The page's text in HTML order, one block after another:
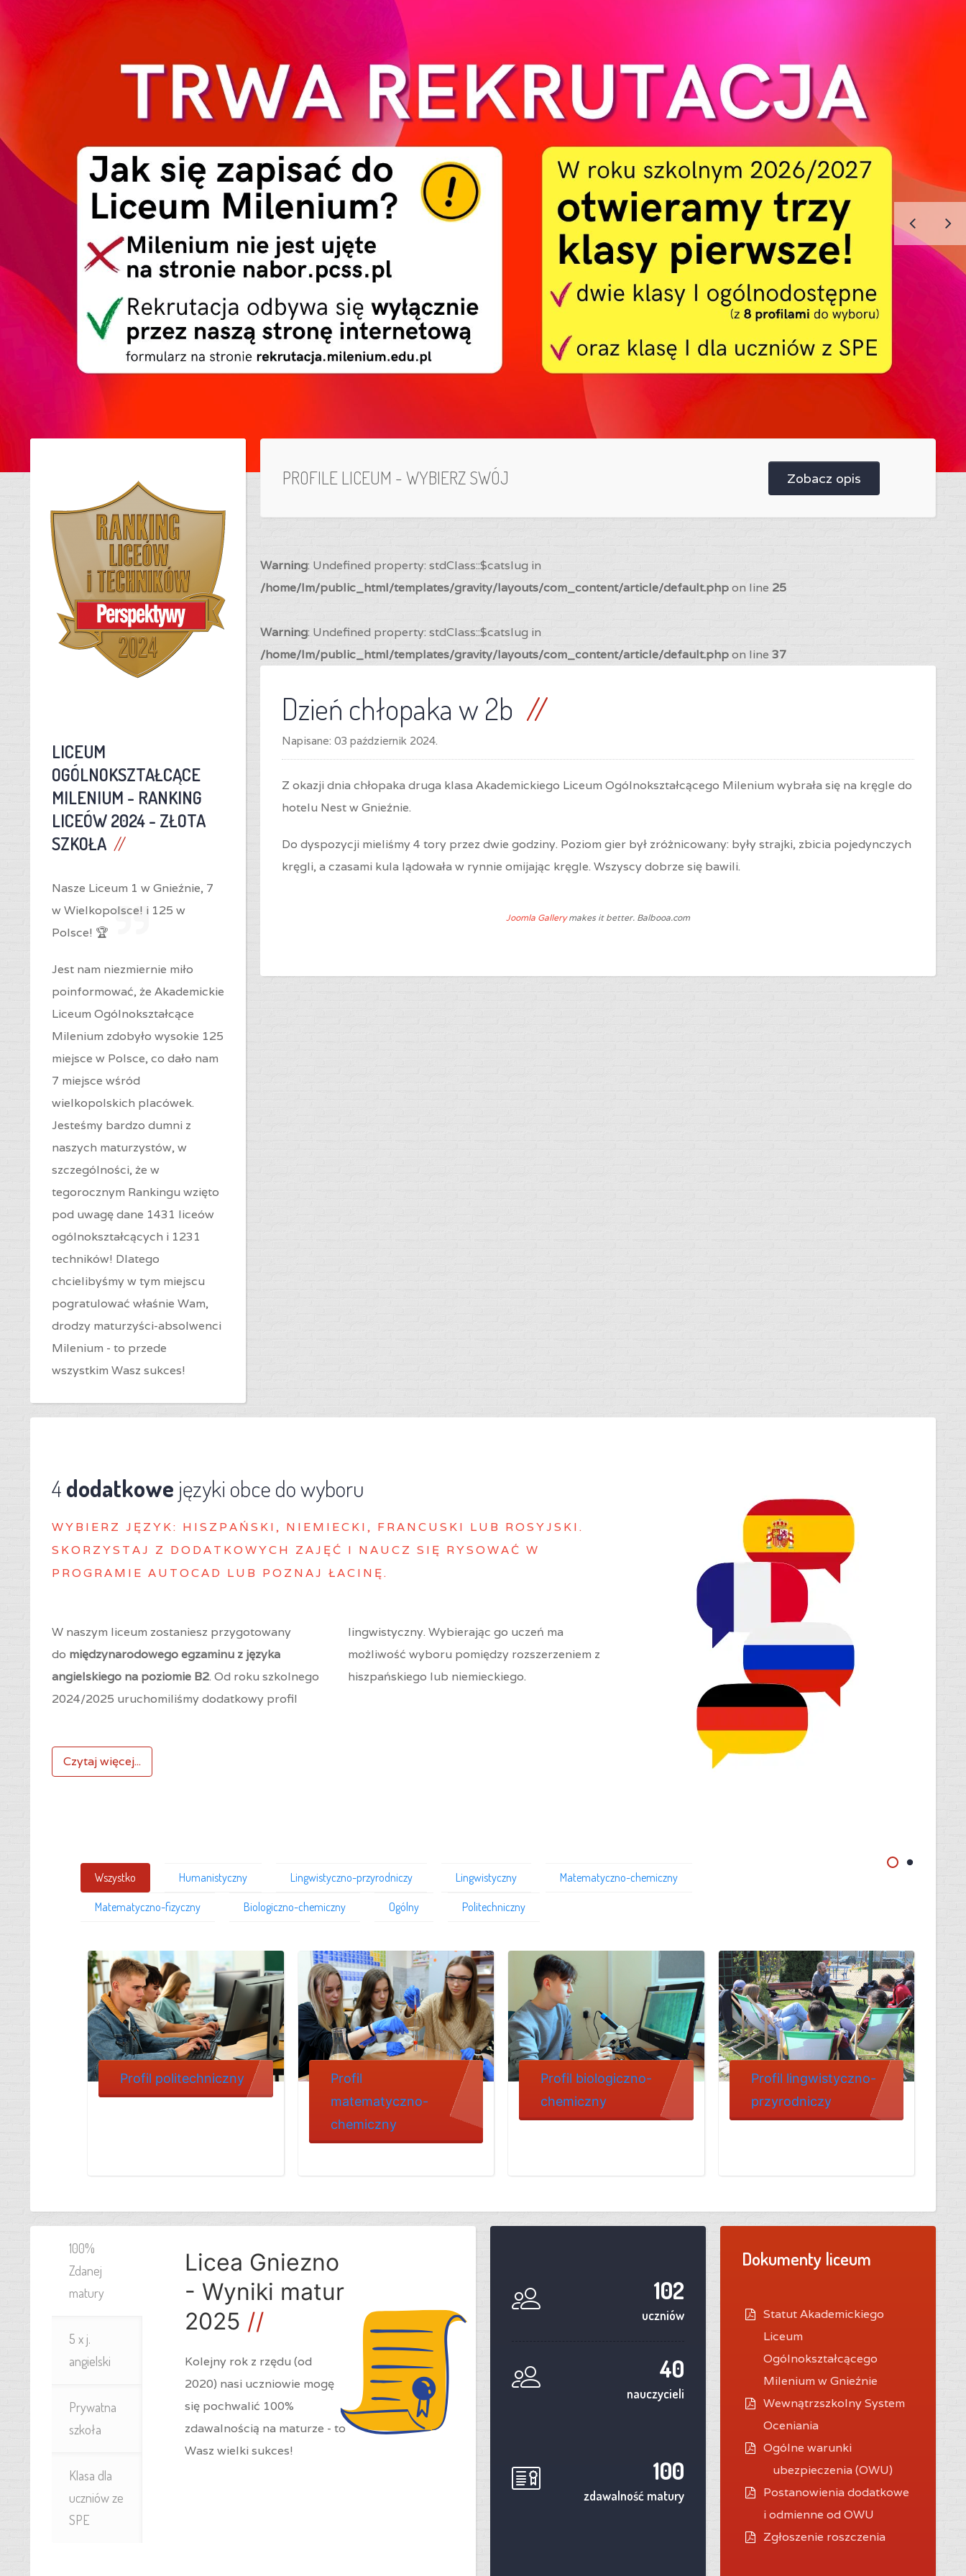
PROFILE LICEUM - WYBIERZ SWÓJ Zobacz opis
Warning: Undefined property: stdClass::$catslug in
/home/lm/public_html/templates/gravity/layouts/com_content/article/default.phpon line 25
Warning: Undefined property: stdClass::$catslug in
/home/lm/public_html/templates/gravity/layouts/com_content/article/default.phpon line 37
Dzień chłopaka w 2b
Napisane: 03 październik 2024.
Z okazji dnia chłopaka druga klasa Akademickiego Liceum Ogólnokształcącego Milenium wybrała się na kręgle do
hotelu Nest w Gnieźnie.
Do dyspozycji mieliśmy 4 tory przez dwie godziny. Poziom gier był zróżnicowany: były strajki, zbicia pojedynczych
kręgli, a czasami kula lądowała w rynnie omijając kręgle. Wszyscy dobrze się bawili.
Joomla Gallerymakes it better. Balbooa.com
LICEUM
OGÓLNOKSZTAŁCĄCE
MILENIUM - RANKING
LICEÓW 2024 - ZŁOTA
SZKOŁA
Nasze Liceum 1 w Gnieźnie, 7
w Wielkopolsce! i 125 w
Polsce! 🏆
Jest nam niezmiernie miło
poinformować, że Akademickie
Liceum Ogólnokształcące
Milenium zdobyło wysokie 125
miejsce w Polsce, co dało nam
7 miejsce wśród
wielkopolskich placówek.
Jesteśmy bardzo dumni z
naszych maturzystów, w
szczególności, że w
tegorocznym Rankingu wzięto
pod uwagę dane 1431 liceów
ogólnokształcących i 1231
techników! Dlatego
chcielibyśmy w tym miejscu
pogratulować właśnie Wam,
drodzy maturzyści-absolwenci
Milenium - to przede
wszystkim Wasz sukces!
4dodatkowe języki obce do wyboru
WYBIERZ J ĘZYK: HISZPAŃSKI, NIEMIECKI, FRANCUSKI LUB ROSYJSKI.
SKORZYSTAJ Z DODATKOWYCH ZAJĘĆ I NAUCZ SIĘ RYSOWAĆ W
PROGRAMIE AUTOCAD LUB POZNAJ ŁACINĘ.
W naszym liceum zostaniesz przygotowany
do międzynarodowego egzaminu z języka
angielskiego na poziomie B2. Od roku szkolnego
2024/2025 uruchomiliśmy dodatkowy profil
lingwistyczny. Wybierając go uczeń ma
możliwość wyboru pomiędzy rozszerzeniem z
hiszpańskiego lub niemieckiego.
Czytaj więcej...
Wszystko Humanistyczny Lingwistyczno-przyrodniczy Lingwistyczny Matematyczno-chemiczny
Matematyczno-fizyczny Biologiczno-chemiczny Ogólny Politechniczny
Profil politechniczny
Profil
matematyczno-
chemiczny
Profil biologiczno-
chemiczny
Profil lingwistyczno-
przyrodniczy
100%
Zdanej
matury
5 x j.
angielski
Prywatna
szkoła
Klasa dla
uczniów ze
SPE
Licea Gniezno
- Wyniki matur
2025
Kolejny rok z rzędu (od
2020) nasi uczniowie mogę
się pochwalić 100%
zdawalnością na maturze - to
Wasz wielki sukces!
102
uczniów
40
nauczycieli
100
zdawalność matury
Dokumenty liceum
Statut Akademickiego
Liceum
Ogólnokształcącego
Milenium w Gnieźnie
Wewnątrzszkolny System
Oceniania
Ogólne warunki
ubezpieczenia (OWU)
Postanowienia dodatkowe
i odmienne od OWU
Zgłoszenie roszczenia